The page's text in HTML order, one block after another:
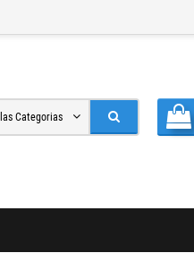
Categorias